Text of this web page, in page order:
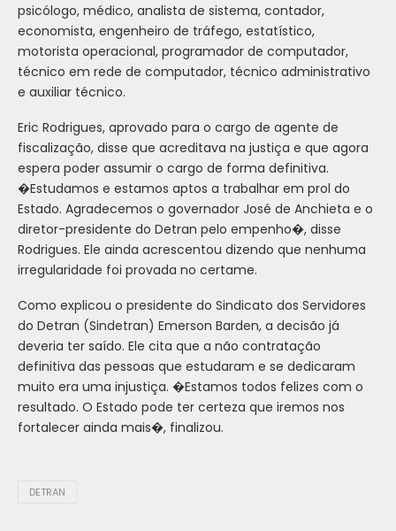
psicólogo, médico, analista de sistema, contador,
economista, engenheiro de tráfego, estatístico,
motorista operacional, programador de computador,
técnico em rede de computador, técnico administrativo
e auxiliar técnico.
Eric Rodrigues, aprovado para o cargo de agente de
fiscalização, disse que acreditava na justiça e que agora
espera poder assumir o cargo de forma definitiva.
�Estudamos e estamos aptos a trabalhar em prol do
Estado. Agradecemos o governador José de Anchieta e o
diretor-presidente do Detran pelo empenho�, disse
Rodrigues. Ele ainda acrescentou dizendo que nenhuma
irregularidade foi provada no certame.
Como explicou o presidente do Sindicato dos Servidores
do Detran (Sindetran) Emerson Barden, a decisão já
deveria ter saído. Ele cita que a não contratação
definitiva das pessoas que estudaram e se dedicaram
muito era uma injustiça. �Estamos todos felizes com o
resultado. O Estado pode ter certeza que iremos nos
fortalecer ainda mais�, finalizou.
DETRAN